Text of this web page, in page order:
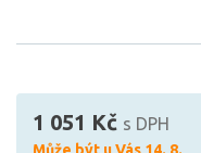
1 051 Kč s DPH